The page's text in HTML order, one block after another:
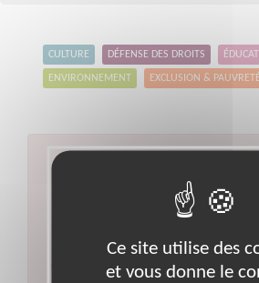
CULTURE DÉFENSE DES DROITS
ENVIRONNEMENT EXCLUSION & PAUVRETÉ
Aucun résultat
recherche
Alphabétisation,
ÉtrangèreCode postal :83
Veuillez indiquer moins de
Ce site utilise des
et vous donne le